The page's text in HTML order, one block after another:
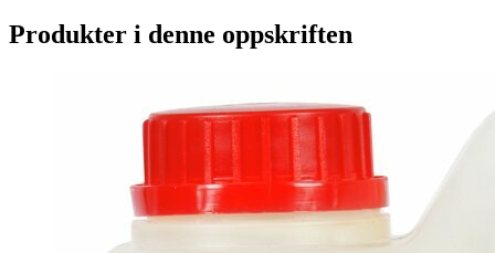
Produkter i denne oppskriften